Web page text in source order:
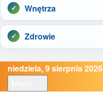
Wnętrza
Zdrowie
niedziela, 9 sierpnia 2026